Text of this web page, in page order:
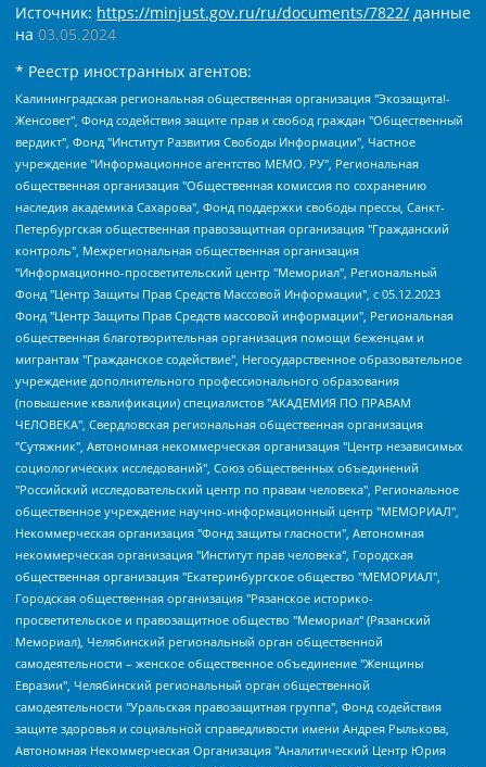
Источник: https://minjust.gov.ru/ru/documents/7822/ данные
на 03.05.2024
* Реестр иностранных агентов:
Калининградская региональная общественная организация "Экозащита!-Женсовет", Фонд содействия защите прав и свобод граждан "Общественный вердикт", Фонд "Институт Развития Свободы Информации", Частное учреждение "Информационное агентство МЕМО. РУ", Региональная общественная организация "Общественная комиссия по сохранению наследия академика Сахарова", Фонд поддержки свободы прессы, Санкт-Петербургская общественная правозащитная организация "Гражданский контроль", Межрегиональная общественная организация "Информационно-просветительский центр "Мемориал", Региональный Фонд "Центр Защиты Прав Средств Массовой Информации", с 05.12.2023 Фонд "Центр Защиты Прав Средств массовой информации", Региональная общественная благотворительная организация помощи беженцам и мигрантам "Гражданское содействие", Негосударственное образовательное учреждение дополнительного профессионального образования (повышение квалификации) специалистов "АКАДЕМИЯ ПО ПРАВАМ ЧЕЛОВЕКА", Свердловская региональная общественная организация "Сутяжник", Автономная некоммерческая организация "Центр независимых социологических исследований", Союз общественных объединений "Российский исследовательский центр по правам человека", Региональное общественное учреждение научно-информационный центр "МЕМОРИАЛ", Некоммерческая организация "Фонд защиты гласности", Автономная некоммерческая организация "Институт прав человека", Городская общественная организация "Екатеринбургское общество "МЕМОРИАЛ", Городская общественная организация "Рязанское историко-просветительское и правозащитное общество "Мемориал" (Рязанский Мемориал), Челябинский региональный орган общественной самодеятельности – женское общественное объединение "Женщины Евразии", Челябинский региональный орган общественной самодеятельности "Уральская правозащитная группа", Фонд содействия защите здоровья и социальной справедливости имени Андрея Рылькова, Автономная Некоммерческая Организация "Аналитический Центр Юрия Левады", Автономная некоммерческая организация социальной поддержки населения "Проект Апрель", Региональная общественная организация помощи женщинам и детям, находящимся в кризисной ситуации "Информационно-методический центр "Анна", Фонд содействия развитию массовых коммуникаций и правовому просвещению "Так-так-Так", Фонд содействия устойчивому развитию "Серебряная тайга", Свердловский региональный общественный фонд социальных проектов "Новое время", "Idel.Реалии", Кавказ.Реалии, Крым.Реалии, Телеканал Настоящее Время, Татаро-башкирская служба Радио Свобода (Azatliq Radiosi), Радио Свободная Европа/Радио Свобода (PCE/PC), "Сибирь.Реалии", "Фактограф", Благотворительный фонд помощи осужденным и их семьям, Автономная некоммерческая организация "Институт глобализации и социальных движений", Фонд "В защиту прав заключенных", Частное учреждение "Центр поддержки и содействия развитию средств массовой информации", Пензенский региональный общественный благотворительный фонд "Гражданский союз", "Север.Реалии", Некоммерческая организация Фонд "Правовая инициатива", Общество с ограниченной ответственностью "Радио Свободная Европа/Радио Свобода", Чешское информационное агентство "MEDIUM-ORIENT", Красноярская региональная общественная организация "Мы против СПИДа", Камалягин Денис Николаевич, Маркелов Сергей Евгеньевич, Пономарев Лев Александрович, Савицкая Людмила Алексеевна, Автономная некоммерческая организация "Центр по работе с проблемой насилия "НАСИЛИЮ.НЕТ", Межрегиональный профессиональный союз работников здравоохранения "Альянс врачей", Юридическое лицо, зарегистрированное в Латвийской Республике, SIA "Medusa Project" (регистрационный номер 40103797863, дата регистрации 10.06.2014), Некоммерческая организация "Фонд по борьбе с коррупцией", Автономная некоммерческая организация "Институт права и публичной политики", Баданин Роман Сергеевич, Гликин Максим Александрович, Железнова Мария Михайловна, Лукьянова Юлия Сергеевна, Маетная Елизавета Витальевна, Маняхин Петр Борисович, Чуракова Ольга Владимировна, Ярош Юлия Петровна, Юридическое лицо "The Insider SIA", зарегистрированное в Риге, Латвийская Республика (дата регистрации 26.06.2015), являющееся администратором доменного имени интернет-издания "The Insider SIA", https://theins.ru, Постернак Алексей Евгеньевич, Рубин Михаил Аркадьевич, Анин Роман Александрович, Юридическое лицо Istories fonds, зарегистрированное в Латвийской Республике (регистрационный номер 50008295751, дата регистрации 24.02.2020), Великовский Дмитрий Александрович, Долинина Ирина Николаевна, Мароховская Алеся Алексеевна, Шлейнов Роман Юрьевич, Шмагун Олеся Валентиновна, Общество с ограниченной ответственностью "Альтаир 2021", Общество с ограниченной ответственностью "Вега 2021", Общество с ограниченной ответственностью "Главный редактор 2021", Общество с ограниченной ответственностью "Ромашки монолит", Важенков Артем Валерьевич, Ивановская областная общественная организация "Центр гендерных исследований", Гурман Юрий Альбертович, Медиапроект "ОВД-Инфо", Егоров Владимир Владимирович, Жилинский Владимир Александрович, Общество с ограниченной ответственностью "ЗП", Иванова София Юрьевна, Карезина Инна Павловна, Кильтау Екатерина Викторовна, Петров Алексей Викторович, Пискунов Сергей Евгеньевич, Смирнов Сергей Сергеевич, Тихонов Михаил Сергеевич, Общество с ограниченной ответственностью "ЖУРНАЛИСТ-ИНОСТРАННЫЙ АГЕНТ", Арапова Галина Юрьевна, Вольтская Татьяна Анатольевна, Американская компания "Mason G.E.S. Anonymous Foundation" (США), являющаяся владельцем интернет-издания https://mnews.world/, Компания "Stichting Bellingcat", зарегистрированная в Нидерландах (дата регистрации 11.07.2018), Захаров Андрей Вячеславович, Клепиковская Екатерина Дмитриевна, Общество с ограниченной ответственностью "МЕМО", Перл Роман Александрович, Симонов Евгений Алексеевич, Соловьева Елена Анатольевна, Сотников Даниил Владимирович, Сурначева Елизавета Дмитриевна, Автономная некоммерческая организация по защите прав человека и информированию населения "Якутия – Наше Мнение", Общество с ограниченной ответственностью "Москоу диджитал медиа", с 26.01.2023 Общество с ограниченной ответственностью "Чайка Белые сады", Ветошкина Валерия Валерьевна, Заговора Максим Александрович, Межрегиональное общественное движение "Российская ЛГБТ - сеть", Оленичев Максим Владимирович, Павлов Иван Юрьевич, Скворцова Елена Сергеевна, Общество с ограниченной ответственностью "Как бы инагент", Кочетков Игорь Викторович, Общество с ограниченной ответственностью "Честные выборы", Еланчик Олег Александрович, Общество с ограниченной ответственностью "Нобелевский призыв", Гималова Регина Эмилевна, Григорьев Андрей Валерьевич, Григорьева Алина Александровна, Ассоциация по содействию защите прав призывников, альтернативнослужащих и военнослужащих "Правозащитная группа "Гражданин.Армия.Право", Хисамова Регина Фаритовна, Автономная некоммерческая организация по реализации социально-правовых программ "Лилит", Дальневосточное общественное движение "Маяк", Санкт-Петербургская ЛГБТ-инициативная группа "Выход", Инициативная группа ЛГБТ+ "Реверс", Алексеев Андрей Викторович, Бекбулатова Таисия Львовна, Беляев Иван Михайлович, Владыкина Елена Сергеевна, Гельман Марат Александрович, Никульшина Вероника Юрьевна, Толоконникова Надежда Андреевна, Шендерович Виктор Анатольевич, Общество с ограниченной ответственностью "Данное сообщение", Общество с ограниченной ответственностью Издательский дом "Новая глава", Айнбиндер Александра Александровна, Московский комьюнити-центр для ЛГБТ+инициатив, Благотворительный фонд развития филантропии, Deutsche Welle (Германия, Kurt-Schumacher-Strasse 3, 53113 Bonn), Борзунова Мария Михайловна, Воробьев Виктор Викторович, Голубева Анна Львовна, Константинова Алла Михайловна, Малкова Ирина Владимировна, Мурадов Мурад Абдулгалимович, Осетинская Елизавета Николаевна, Понасенков Евгений Николаевич, Ганапольский Матвей Юрьевич, Киселев Евгений Алексеевич, Борухович Ирина Григорьевна, Дремин Иван Тимофеевич, Дубровский Дмитрий Викторович, Красноярская региональная общественная организация поддержки и развития альтернативных образовательных технологий и межкультурных коммуникаций "ИНТЕРРА", Маяковская Екатерина Алексеевна, Фейгин Марк Захарович, Филимонов Андрей Викторович, Дзугкоева Регина Николаевна, Доброхотов Роман Александрович, Дудь Юрий Александрович, Елкин Сергей Владимирович, Кругликов Кирилл Игоревич, Сабунаева Мария Леонидовна, Семенов Алексей Владимирович, Шаинян Карен Багратович, Шульман Екатерина Михайловна, Асафьев Артур Валерьевич, Вахштайн Виктор Семенович, Венедиктов Алексей Алексеевич, Лушникова Екатерина Евгеньевна, Волков Леонид Михайлович, Невзоров Александр Глебович, Пархоменко Сергей Борисович, Сироткин Ярослав Николаевич, Кара-Мурза Владимир Владимирович, Баранова Наталья Владимировна, Гозман Леонид Яковлевич, Кагарлицкий Борис Юльевич, Климарев Михаил Валерьевич, Милов Владимир Станиславович, Автономная некоммерческая организация Краснодарский центр современного искусства "Типография", Моргенштерн Алишер Тагирович, Соболь Любовь Эдуардовна, Общество с ограниченной ответственностью "ЛИЗА НОРМ", Каспаров Гарри Кимович, Ходорковский Михаил Борисович, Общество с ограниченной ответственностью "Апрельские тезисы", Данилович Ирина Брониславовна, Кашин Олег Владимирович, Петров Николай Владимирович, Пивоваров Алексей Владимирович, Соколов Михаил Владимирович, Цветкова Юлия Владимировна, Чичваркин Евгений Александрович, Комитет против пыток/Команда против пыток, Общество с ограниченной ответственностью "Первый научный", Общество с ограниченной ответственностью "Вертолет и ко", Белоцерковская Вероника Борисовна, Кац Максим Евгеньевич, Лазарева Татьяна Юрьевна, Шаведдинов Руслан Табризович, Яшин Илья Валерьевич, Общество с ограниченной ответственностью "Иноагент ААВ", Алешковский Дмитрий Петрович, Альбац Евгения Марковна, Быков Дмитрий Львович, Галямина Юлия Евгеньевна, Лойко Сергей Леонидович, Мартынов Кирилл Константинович, Медведев Сергей Александрович, Крашенинников Федор Геннадиевич, Гордеева Катерина Вл